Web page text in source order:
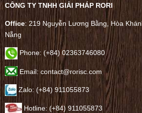
CÔNG TY TNHH GIẢI PHÁP RORI
Office: 219 Nguyễn Lương Bằng, Hòa
Nẵng
Phone:(+84) 02363746080
Email: contact@rorisc.com
Zalo: (+84) 911055873
Hotline: (+84) 911055873